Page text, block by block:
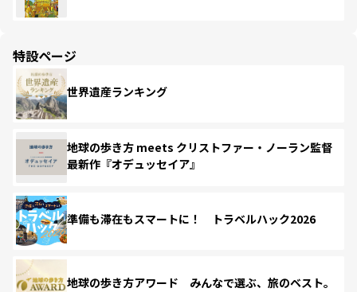
特設ページ
世界遺産ランキング
地球の歩き方 meets クリストファー・ノーラン監督
最新作『オデュッセイア』
準備も滞在もスマートに！ トラベルハック2026
地球の歩き方アワード みんなで選ぶ、旅のベスト。